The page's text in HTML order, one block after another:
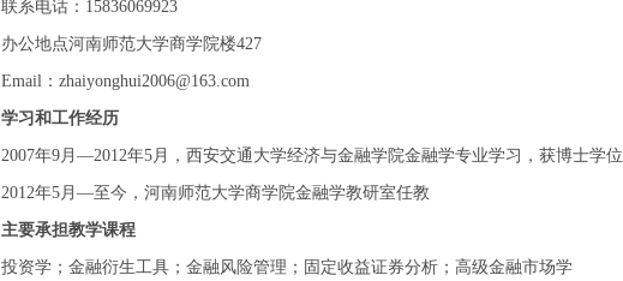
联系电话： 15836069923
办公地点河南师范大学商学院楼427
Email： zhaiyonghui2006@163.com
学习和工作经历
2007年9月 —2012年5月，西安交通大学经济与金融学院金融学专业学习， 获博士学位
2012年5月 —至今， 河南师范大学商学院金融学教研室任教
主要承担教学课程
投资学；金融衍生工具；金融风险管理；固定收益证券分析；高级金融市场学